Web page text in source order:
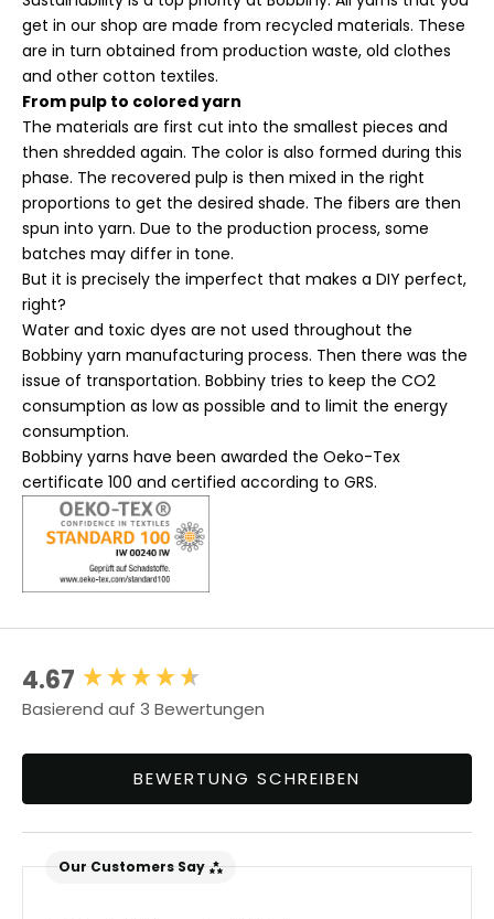
get in our shop are made from recycled materials. These
are in turn obtained from production waste, old clothes
and other cotton textiles.
From pulp to colored yarn
The materials are first cut into the smallest pieces and
then shredded again. The color is also formed during this
phase. The recovered pulp is then mixed in the right
proportions to get the desired shade. The fibers are then
spun into yarn. Due to the production process, some
batches may differ in tone.
But it is precisely the imperfect that makes a DIY perfect,
right?
Water and toxic dyes are not used throughout the
Bobbiny yarn manufacturing process. Then there was the
issue of transportation. Bobbiny tries to keep the CO2
consumption as low as possible and to limit the energy
consumption.
Bobbiny yarns have been awarded the Oeko-Tex
certificate 100 and certified according to GRS.
4.67
Basierend auf 3 Bewertungen
BEWERTUNG SCHREIBEN
Our Customers Say
New content loaded